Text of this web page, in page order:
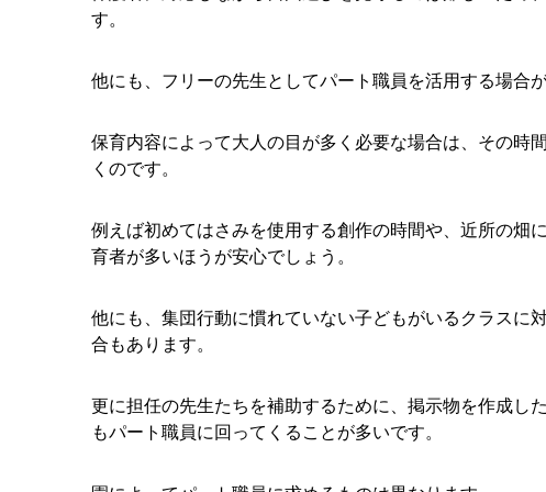
す。
他にも、フリーの先生としてパート職員を活用する場合が
保育内容によって大人の目が多く必要な場合は、その時
くのです。
例えば初めてはさみを使用する創作の時間や、近所の畑
育者が多いほうが安心でしょう。
他にも、集団行動に慣れていない子どもがいるクラスに
合もあります。
更に担任の先生たちを補助するために、掲示物を作成し
もパート職員に回ってくることが多いです。